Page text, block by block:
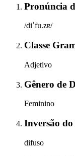
Pronúncia
/diˈfu.zɐ/
Classe
Adjetivo
Gênero de
Feminino
Inversão do
difuso